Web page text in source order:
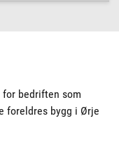
bedriften som
foreldres bygg i Ørje